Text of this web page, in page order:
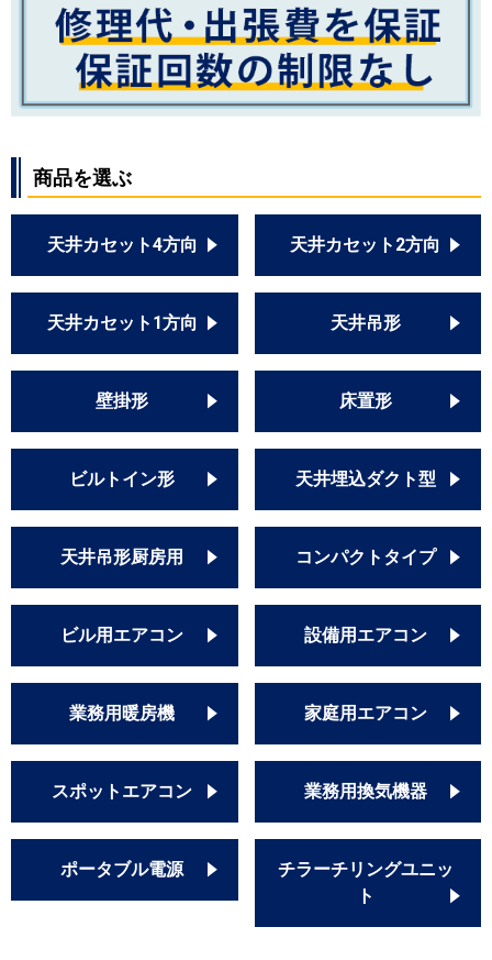
商品を選ぶ
天井カセット4方向 天井カセット2方向
天井カセット1方向 天井吊形
壁掛形 床置形
ビルトイン形 天井埋込ダクト型
天井吊形厨房用 コンパクトタイプ
ビル用エアコン 設備用エアコン
業務用暖房機 家庭用エアコン
スポットエアコン 業務用換気機器
ポータブル電源
チラーチリングユニッ
ト